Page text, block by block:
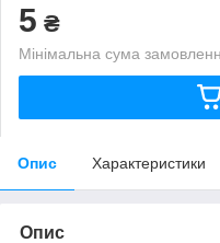
5 ₴
Мінімальна сума
Опис Характеристики
Опис